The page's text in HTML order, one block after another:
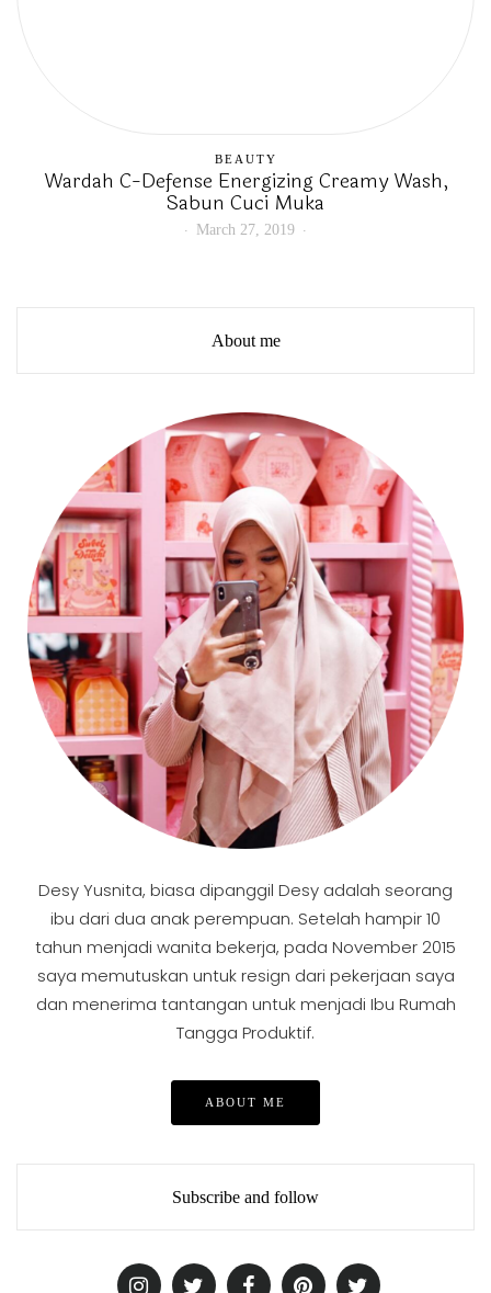
BEAUTY
Wardah C-Defense Energizing Creamy Wash,
Sabun Cuci Muka
March 27, 2019
About me
Desy Yusnita, biasa dipanggil Desy adalah seorang
ibu dari dua anak perempuan. Setelah hampir 10
tahun menjadi wanita bekerja, pada November 2015
saya memutuskan untuk resign dari pekerjaan saya
dan menerima tantangan untuk menjadi Ibu Rumah
Tangga Produktif.
ABOUT ME
Subscribe and follow